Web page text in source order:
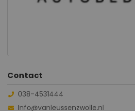
Contact
038-4531444
Info@vanleussenzwolle.nl